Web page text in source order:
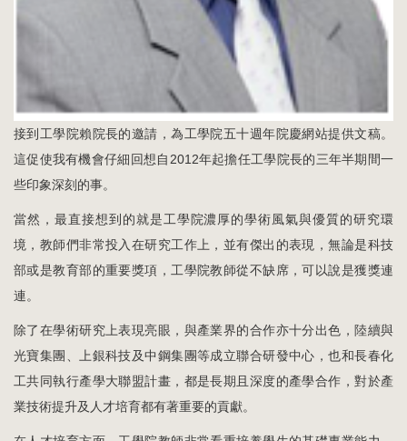
接到工學院賴院長的邀請，為工學院五十週年院慶網站提供文稿。
這促使我有機會仔細回想自2012年起擔任工學院長的三年半期間一
些印象深刻的事。
當然，最直接想到的就是工學院濃厚的學術風氣與優質的研究環
境，教師們非常投入在研究工作上，並有傑出的表現，無論是科技
部或是教育部的重要獎項，工學院教師從不缺席，可以說是獲獎連
連。
除了在學術研究上表現亮眼，與產業界的合作亦十分出色，陸續與
光寶集團、上銀科技及中鋼集團等成立聯合研發中心，也和長春化
工共同執行產學大聯盟計畫，都是長期且深度的產學合作，對於產
業技術提升及人才培育都有著重要的貢獻。